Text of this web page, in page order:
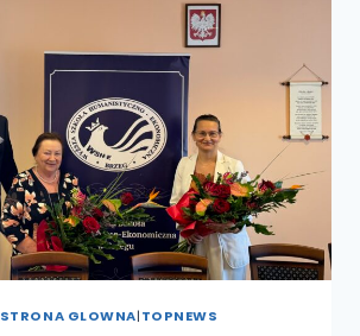
W
BRZEGU
STRONA GLOWNA|TOPNEWS